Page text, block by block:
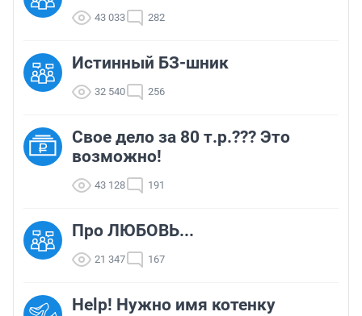
43 033 282
Истинный БЗ-шник
32 540 256
Свое дело за 80 т.р.??? Это
возможно!
43 128 191
Про ЛЮБОВЬ...
21 347 167
Help! Нужно имя котенку